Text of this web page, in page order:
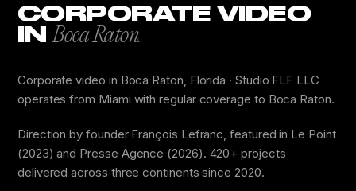
CORPORATE VIDEO
INBoca Raton.
Corporate video in Boca Raton, Florida · Studio FLF LLC
operates from Miami with regular coverage to Boca Raton.
Direction by founder François Lefranc, featured in Le Point
(2023) and Presse Agence (2026). 420+ projects
delivered across three continents since 2020.